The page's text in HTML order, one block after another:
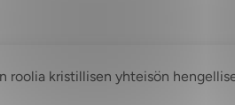
roolia kristillisen yhteisön